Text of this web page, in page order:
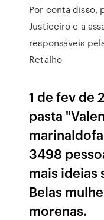
Por conta disso,
Justiceiro e a
responsáveis
Retalho
1 de fev de
pasta
3498
mais ideias
Belas
morenas.